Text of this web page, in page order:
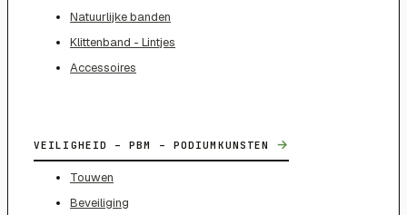
Natuurlijke banden
Klittenband - Lintjes
Accessoires
VEILIGHEID – PBM – PODIUMKUNSTEN →
Touwen
Beveiliging